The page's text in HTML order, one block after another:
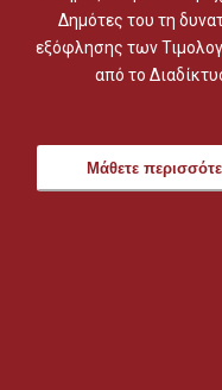
Δημότες του τη
εξόφλησης των
από το
Μάθετε